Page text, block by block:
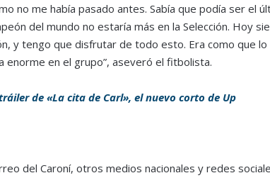
no me había pasado antes. Sabía que podía ser el
del mundo no estaría más en la Selección. Hoy
y tengo que disfrutar de todo esto. Era como que
enorme en el grupo”, aseveró el fitbolista.
de «La cita de Carl», el nuevo corto de Up
del Caroní, otros medios nacionales y redes